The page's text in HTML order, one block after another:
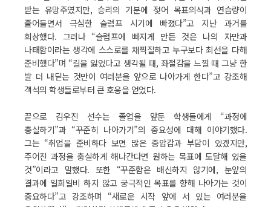
받는 유망주였지만, 승리의 기분에 젖어 목표의식과 연습량이
줄어들면서 극심한 슬럼프 시기에 빠졌다”고 지난 과거를
회상했다. 그러나 “슬럼프에 빠지게 만든 것은 나의 자만과
나태함이라는 생각에 스스로를 채찍질하고 누구보다 최선을 다해
준비했다”며 “길을 잃었다고 생각될 때, 좌절감을 느낄 때 그냥 한
발 더 내딛는 것만이 여러분을 앞으로 나아가게 한다”고 강조해
객석의 학생들로부터 큰 호응을 얻었다.
끝으로 김우진 선수는 졸업을 앞둔 학생들에게 “과정에
충실하기”과 “꾸준히 나아가기”의 중요성에 대해 이야기했다.
그는 “취업을 준비하다 보면 많은 중압감과 부담이 있겠지만,
주어진 과정을 충실하게 해나간다면 원하는 목표에 도달해 있을
것”이라고 말했다. 또한 “꾸준함은 배신하지 않기에, 눈앞의
결과에 일희일비 하지 않고 궁극적인 목표를 향해 나아가는 것이
중요하다”고 강조하며 “새로운 시작 앞에 서 있는 여러분을